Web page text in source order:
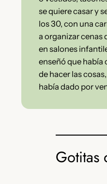
se quiere casar y
los 30, con una
a organizar cenas
en salones
enseñó que había
de hacer las
había dado por
Gotitas